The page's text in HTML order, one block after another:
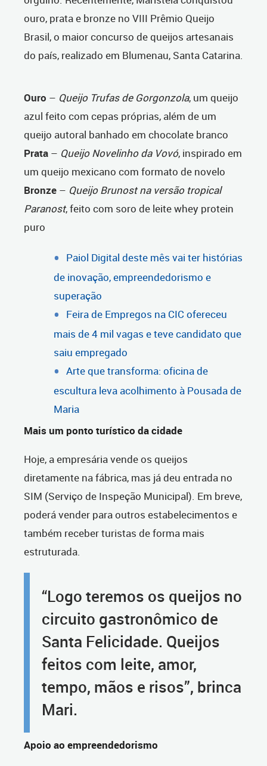
ouro, prata e bronze no VIII Prêmio Queijo
Brasil, o maior concurso de queijos artesanais
do país, realizado em Blumenau, Santa Catarina.
Ouro – Queijo Trufas de Gorgonzola, um queijo
azul feito com cepas próprias, além de um
queijo autoral banhado em chocolate branco
Prata – Queijo Novelinho da Vovó, inspirado em
um queijo mexicano com formato de novelo
Bronze – Queijo Brunost na versão tropical
Paranost, feito com soro de leite whey protein
puro
Paiol Digital deste mês vai ter histórias
de inovação, empreendedorismo e
superação
Feira de Empregos na CIC ofereceu
mais de 4 mil vagas e teve candidato que
saiu empregado
Arte que transforma: oficina de
escultura leva acolhimento à Pousada de
Maria
Mais um ponto turístico da cidade
Hoje, a empresária vende os queijos
diretamente na fábrica, mas já deu entrada no
SIM (Serviço de Inspeção Municipal). Em breve,
poderá vender para outros estabelecimentos e
também receber turistas de forma mais
estruturada.
“Logo teremos os queijos no
circuito gastronômico de
Santa Felicidade. Queijos
feitos com leite, amor,
tempo, mãos e risos”, brinca
Mari.
Apoio ao empreendedorismo